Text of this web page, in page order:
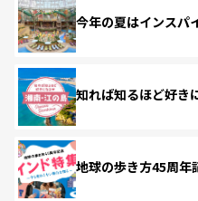
今年の夏はインスパ
知れば知るほど好き
地球の歩き方45周年